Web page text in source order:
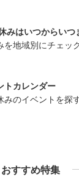
みはいつからいつ
を地域別にチェッ
トカレンダー
みのイベントを探
おすすめ特集